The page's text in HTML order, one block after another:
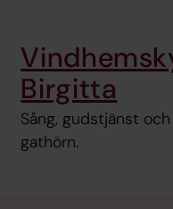
Birgitta
Sång, gudstjänst
gathörn.